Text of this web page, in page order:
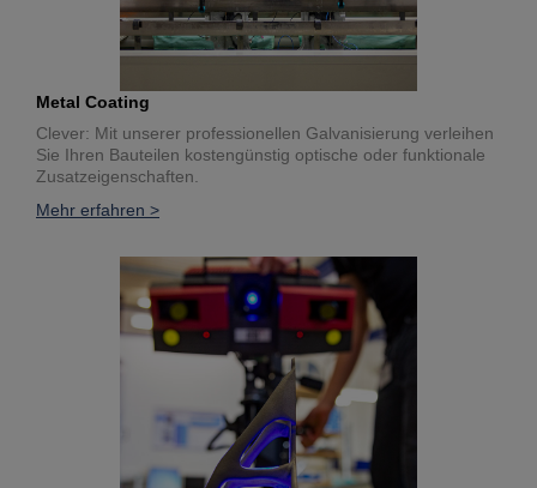
Metal Coating
Clever: Mit unserer professionellen Galvanisierung verleihen
Sie Ihren Bauteilen kostengünstig optische oder funktionale
Zusatzeigenschaften.
Mehr erfahren >